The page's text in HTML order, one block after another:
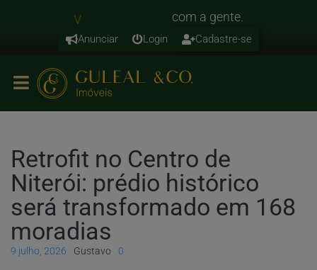
Cadastre-se
Login
Anunciar
V com a gente.
Retrofit no Centro de
Niterói: prédio histórico
será transformado em 168
moradias
9 julho, 2026 Gustavo 0